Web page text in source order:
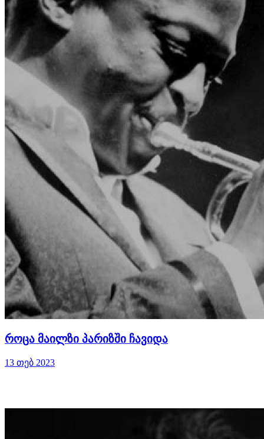
როცა მაილზი პარიზში ჩავიდა
13 თებ 2023